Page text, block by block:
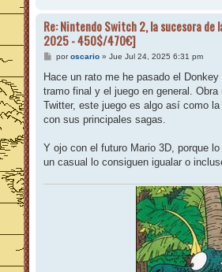
Re: Nintendo Switch 2, la sucesora
2025 - 450$/470€]
M
n
a
j
poroscario» Jue Jul 24, 2025 6:31 pm
Hace un rato me he pasado el
tramo final y el juego en general.
Twitter, este juego es algo así como
con sus principales sagas.
Y ojo con el futuro Mario 3D, porque
un casual lo consiguen igualar o